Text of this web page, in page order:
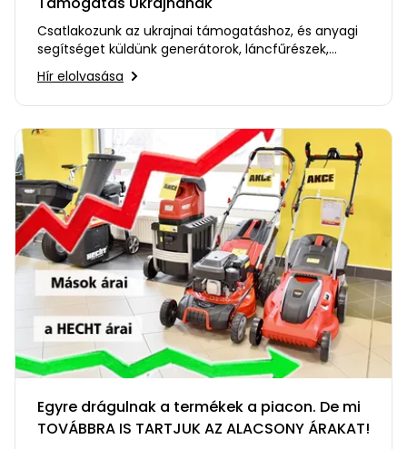
Csatlakozunk az ukrajnai támogatáshoz, és anyagi
segítséget küldünk generátorok, láncfűrészek,
vágófűrészek,…
Hír elolvasása
Egyre drágulnak a termékek a piacon. De mi
TOVÁBBRA IS TARTJUK AZ ALACSONY ÁRAKAT!